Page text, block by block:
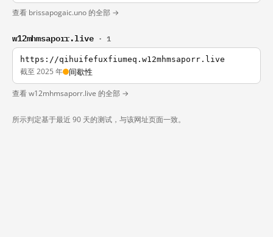
查看 brissapogaic.uno 的全部 →
w12mhmsaporr.live · 1
https://qihuifefuxfiumeq.w12mhmsaporr.live
截至 2025 年 间歇性
查看 w12mhmsaporr.live 的全部 →
所示判定基于最近 90 天的测试，与该网址页面一致。